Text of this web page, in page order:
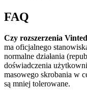
FAQ
Czy rozszerzenia
ma oficjalnego
normalne działania
doświadczenia
masowego skrobania w
są mniej tolerowane.